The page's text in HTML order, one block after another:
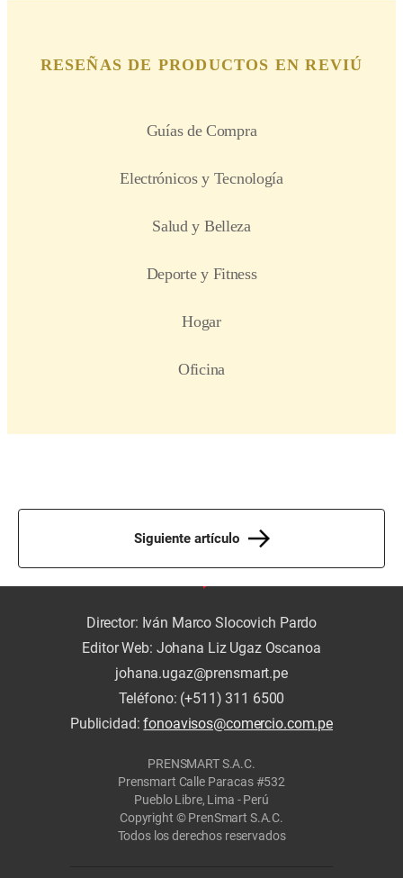
Siguiente artículo
Director: Iván Marco Slocovich Pardo
Editor Web: Johana Liz Ugaz Oscanoa
johana.ugaz@prensmart.pe
Teléfono: (+511) 311 6500
Publicidad:fonoavisos@comercio.com.pe
PRENSMART S.A.C.
Prensmart Calle Paracas #532
Pueblo Libre, Lima - Perú
Copyright © PrenSmart S.A.C.
Todos los derechos reservados